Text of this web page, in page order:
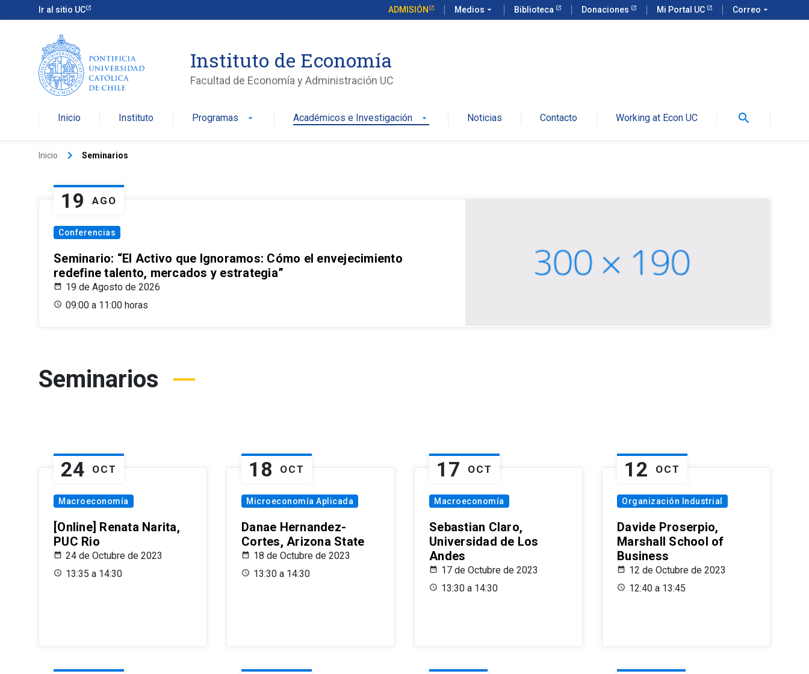
Ir al sitio UC ADMISIÓN Medios arrow_drop_down Biblioteca Donaciones Mi Portal UC Correo arrow_drop_down
Instituto de Economía
Facultad de Economía y Administración UC
Inicio Instituto Programas arrow_drop_down Académicos e Investigación arrow_drop_down Noticias Contacto Working at Econ UC search
Inicio keyboard_arrow_right Seminarios
19 AGO
Conferencias
Seminario: “El Activo que Ignoramos: Cómo el envejecimiento
redefine talento, mercados y estrategia”
19 de Agosto de 2026
09:00 a 11:00 horas
Seminarios
24 OCT
Macroeconomía
[Online] Renata Narita,
PUC Rio
24 de Octubre de 2023
13:35 a 14:30
18 OCT
Microeconomía Aplicada
Danae Hernandez-
Cortes, Arizona State
18 de Octubre de 2023
13:30 a 14:30
17 OCT
Macroeconomía
Sebastian Claro,
Universidad de Los
Andes
17 de Octubre de 2023
13:30 a 14:30
12 OCT
Organización Industrial
Davide Proserpio,
Marshall School of
Business
12 de Octubre de 2023
12:40 a 13:45